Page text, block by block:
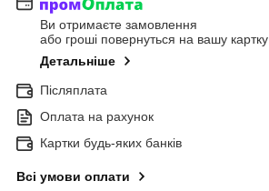
Ви отримаєте замовлення
або гроші повернуться на вашу картку
Детальніше
Післяплата
Оплата на рахунок
Картки будь-яких банків
Всі умови оплати